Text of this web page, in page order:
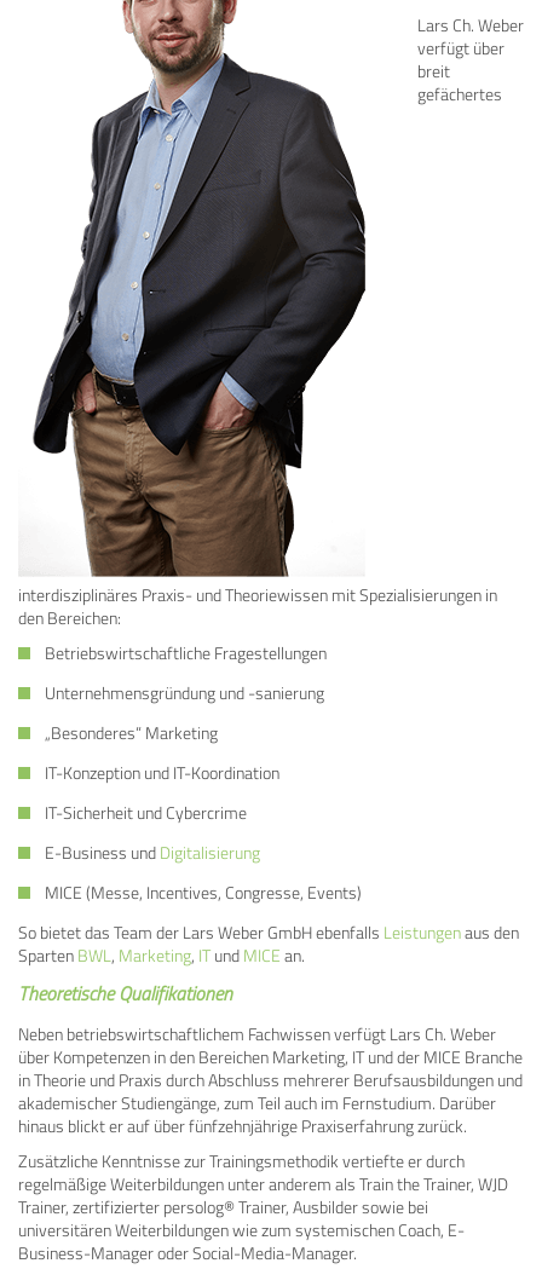
Lars Ch. Weber
verfügt über
breit
gefächertes
interdisziplinäres Praxis- und Theoriewissen mit Spezialisierungen in
den Bereichen:
Betriebswirtschaftliche Fragestellungen
Unternehmensgründung und -sanierung
„Besonderes“ Marketing
IT-Konzeption und IT-Koordination
IT-Sicherheit und Cybercrime
E-Business undDigitalisierung
MICE (Messe, Incentives, Congresse, Events)
So bietet das Team der Lars Weber GmbH ebenfalls Leistungenaus den
SpartenBWL, Marketing, ITundMICEan.
Theoretische Qualifikationen
Neben betriebswirtschaftlichem Fachwissen verfügt Lars Ch. Weber
über Kompetenzen in den Bereichen Marketing, IT und der MICE Branche
in Theorie und Praxis durch Abschluss mehrerer Berufsausbildungen und
akademischer Studiengänge, zum Teil auch im Fernstudium. Darüber
hinaus blickt er auf über fünfzehnjährige Praxiserfahrung zurück.
Zusätzliche Kenntnisse zur Trainingsmethodik vertiefte er durch
regelmäßige Weiterbildungen unter anderem als Train the Trainer, WJD
Trainer, zertifizierter persolog® Trainer, Ausbilder sowie bei
universitären Weiterbildungen wie zum systemischen Coach, E-
Business-Manager oder Social-Media-Manager.